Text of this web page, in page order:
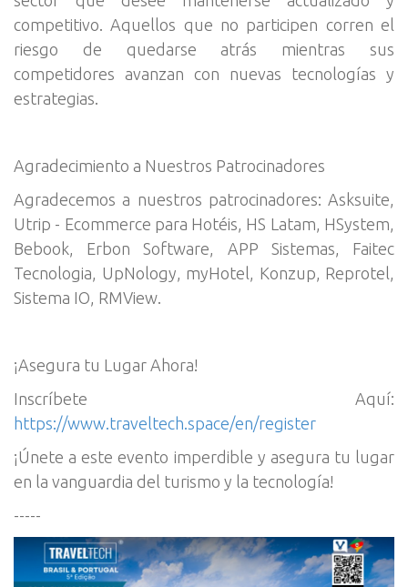
competitivo. Aquellos que no participen corren el
riesgo de quedarse atrás mientras sus
competidores avanzan con nuevas tecnologías y
estrategias.
Agradecimiento a Nuestros Patrocinadores
Agradecemos a nuestros patrocinadores: Asksuite,
Utrip - Ecommerce para Hotéis, HS Latam, HSystem,
Bebook, Erbon Software, APP Sistemas, Faitec
Tecnologia, UpNology, myHotel, Konzup, Reprotel,
Sistema IO, RMView.
¡Asegura tu Lugar Ahora!
Inscríbete Aquí:
https://www.traveltech.space/en/register
¡Únete a este evento imperdible y asegura tu lugar
en la vanguardia del turismo y la tecnología!
-----